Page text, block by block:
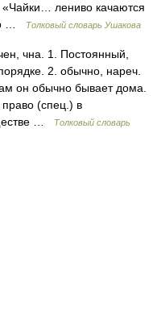
лениво качаются
…
Толковый словарь Ушакова
чна. 1. Постоянный,
2. обычно, нареч.
он обычно бывает дома.
(спец.) в
…
Толковый словарь